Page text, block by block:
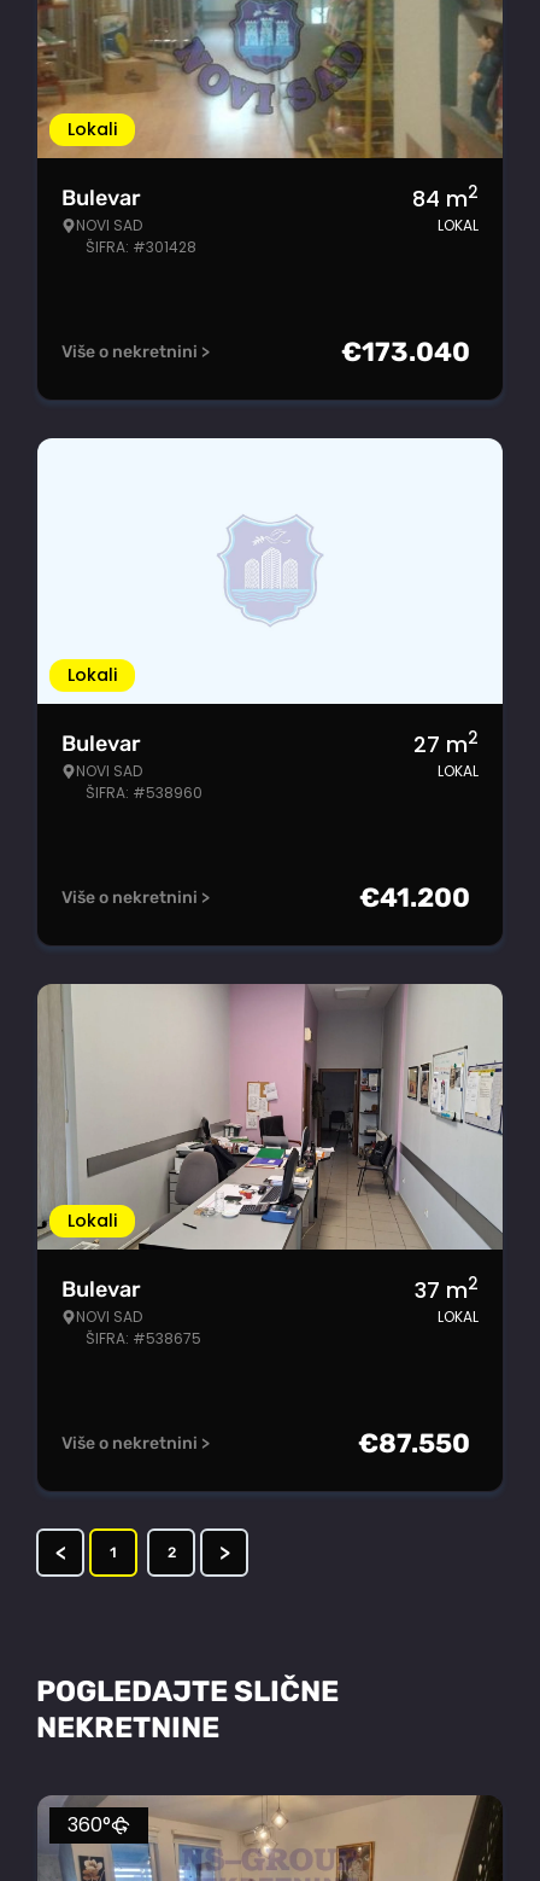
Lokali
Bulevar
NOVI SAD
ŠIFRA: #301428
84 m2
LOKAL
Više o nekretnini > €173.040
Lokali
Bulevar
NOVI SAD
ŠIFRA: #538960
27 m2
LOKAL
Više o nekretnini > €41.200
Lokali
Bulevar
NOVI SAD
ŠIFRA: #538675
37 m2
LOKAL
Više o nekretnini > €87.550
< 1 2 >
POGLEDAJTE SLIČNE
NEKRETNINE
360°